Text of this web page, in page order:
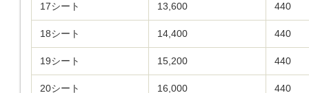
17シート 13,600 440
18シート 14,400 440
19シート 15,200 440
20シート 16,000 440